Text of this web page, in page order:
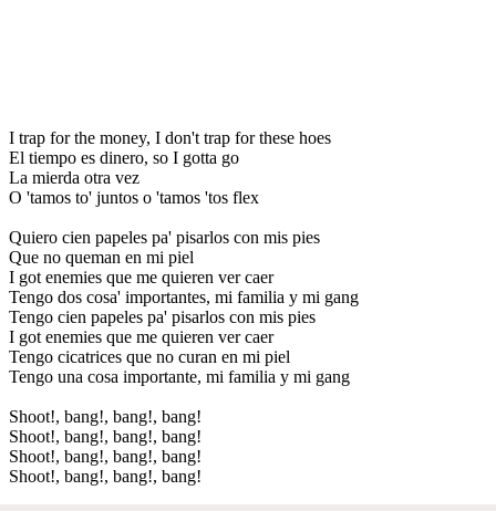
I trap for the money, I don't trap for these hoes
El tiempo es dinero, so I gotta go
La mierda otra vez
O 'tamos to' juntos o 'tamos 'tos flex
Quiero cien papeles pa' pisarlos con mis pies
Que no queman en mi piel
I got enemies que me quieren ver caer
Tengo dos cosa' importantes, mi familia y mi gang
Tengo cien papeles pa' pisarlos con mis pies
I got enemies que me quieren ver caer
Tengo cicatrices que no curan en mi piel
Tengo una cosa importante, mi familia y mi gang
Shoot!, bang!, bang!, bang!
Shoot!, bang!, bang!, bang!
Shoot!, bang!, bang!, bang!
Shoot!, bang!, bang!, bang!